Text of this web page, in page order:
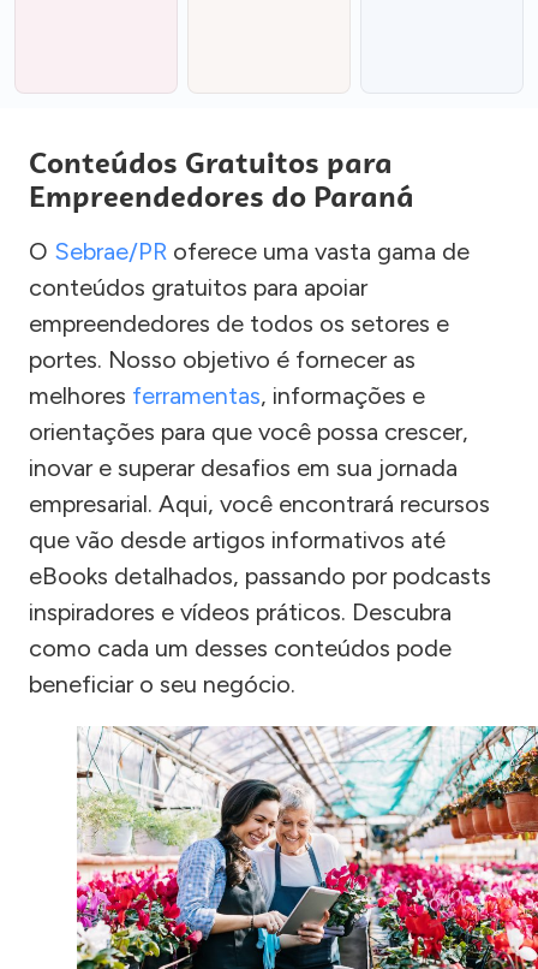
Conteúdos Gratuitos para
Empreendedores do Paraná
O Sebrae/PR oferece uma vasta gama de
conteúdos gratuitos para apoiar
empreendedores de todos os setores e
portes. Nosso objetivo é fornecer as
melhores ferramentas, informações e
orientações para que você possa crescer,
inovar e superar desafios em sua jornada
empresarial. Aqui, você encontrará recursos
que vão desde artigos informativos até
eBooks detalhados, passando por podcasts
inspiradores e vídeos práticos. Descubra
como cada um desses conteúdos pode
beneficiar o seu negócio.